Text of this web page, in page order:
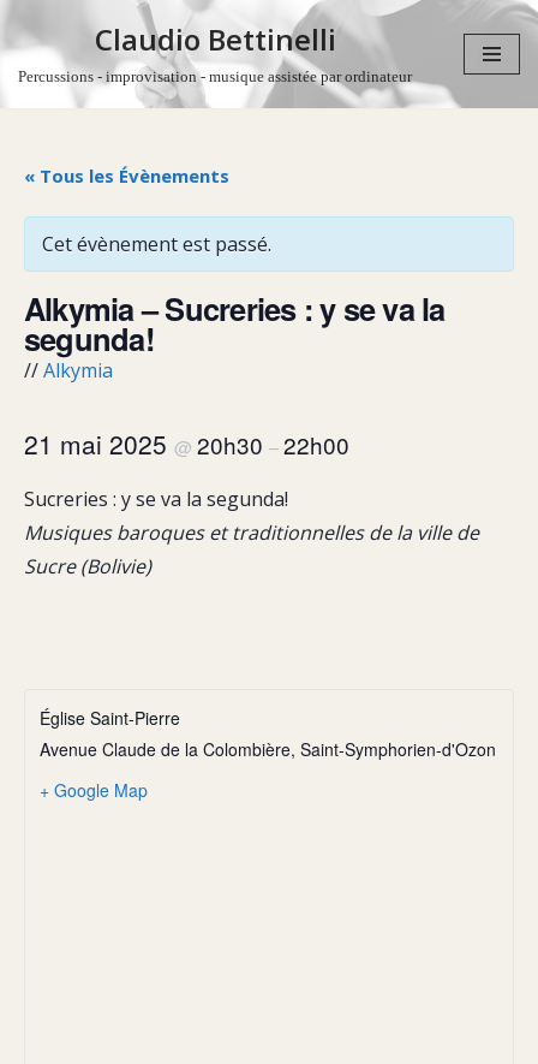
Aller
Claudio Bettinelli
Percussions - improvisation - musique assistée par ordinateur
« Tous les Évènements
Cet évènement est passé.
Alkymia – Sucreries : y se va la
segunda!
//Alkymia
21 mai 2025 @ 20h30 –22h00
Sucreries : y se va la segunda!
Musiques baroques et traditionnelles de la ville de
Sucre (Bolivie)
Église Saint-Pierre
Avenue Claude de la Colombière, Saint-Symphorien-d'Ozon
+ Google Map